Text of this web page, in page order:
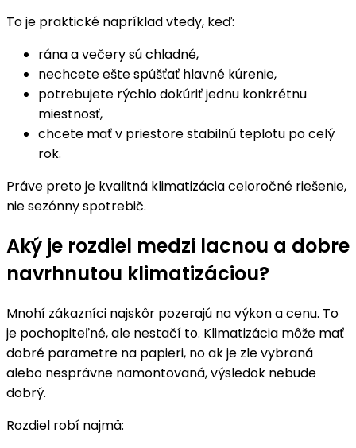
To je praktické napríklad vtedy, keď:
rána a večery sú chladné,
nechcete ešte spúšťať hlavné kúrenie,
potrebujete rýchlo dokúriť jednu konkrétnu
miestnosť,
chcete mať v priestore stabilnú teplotu po celý
rok.
Práve preto je kvalitná klimatizácia celoročné riešenie,
nie sezónny spotrebič.
Aký je rozdiel medzi lacnou a dobre
navrhnutou klimatizáciou?
Mnohí zákazníci najskôr pozerajú na výkon a cenu. To
je pochopiteľné, ale nestačí to. Klimatizácia môže mať
dobré parametre na papieri, no ak je zle vybraná
alebo nesprávne namontovaná, výsledok nebude
dobrý.
Rozdiel robí najmä: